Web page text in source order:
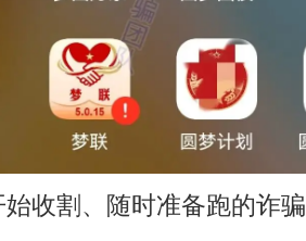
始收割、随时准备跑的诈